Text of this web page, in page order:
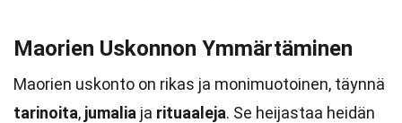
Maorien Uskonnon Ymmärtäminen
Maorien uskonto on rikas ja monimuotoinen, täynnä
tarinoita, jumalia ja rituaaleja. Se heijastaa heidän